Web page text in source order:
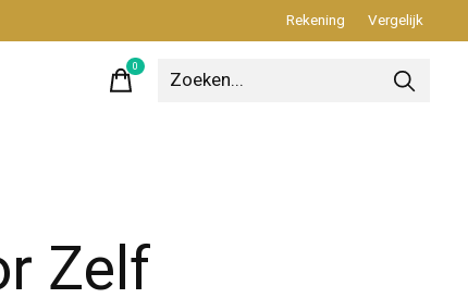
Rekening Vergelijk
0items
Zelf